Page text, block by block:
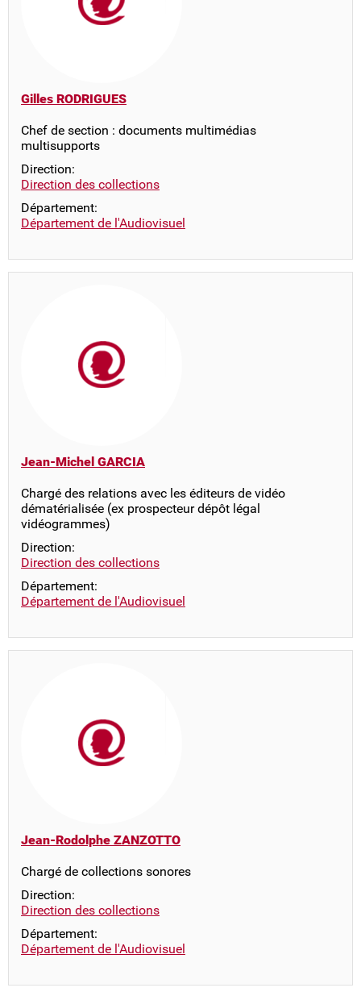
Gilles RODRIGUES
Chef de section : documents multimédias
multisupports
Direction:
Direction des collections
Département:
Département de l'Audiovisuel
Jean-Michel GARCIA
Chargé des relations avec les éditeurs de vidéo
dématérialisée (ex prospecteur dépôt légal
vidéogrammes)
Direction:
Direction des collections
Département:
Département de l'Audiovisuel
Jean-Rodolphe ZANZOTTO
Chargé de collections sonores
Direction:
Direction des collections
Département:
Département de l'Audiovisuel